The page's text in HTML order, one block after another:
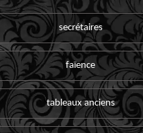
secrétaires
faïence
tableaux anciens